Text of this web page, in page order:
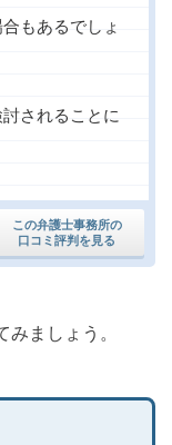
この弁護士事務所の
口コミ評判を見る
もあるでしょ
されることに
みましょう。